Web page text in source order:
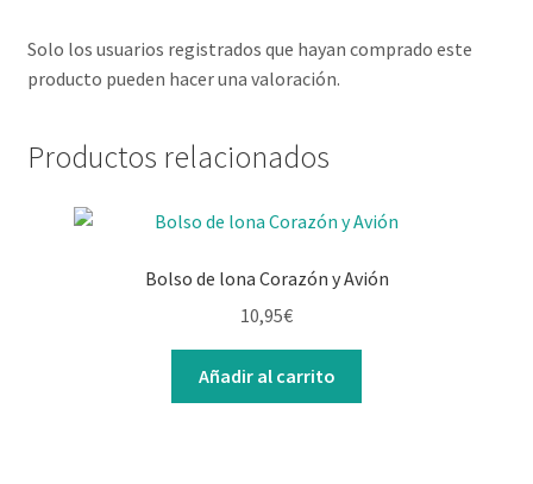
Solo los usuarios registrados que hayan comprado este
producto pueden hacer una valoración.
Productos relacionados
Bolso de lona Corazón y Avión
10,95€
Añadir al carrito